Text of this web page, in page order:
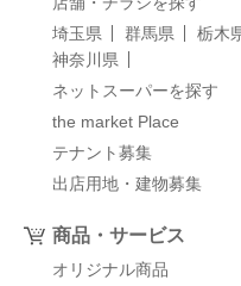
埼玉県
群馬県 栃木
神奈川県
ネットスーパーを探す
the market Place
テナント募集
出店用地・建物募集
商品・サービス
オリジナル商品